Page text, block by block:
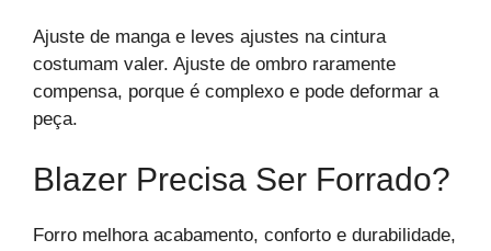
Ajuste de manga e leves ajustes na cintura
costumam valer. Ajuste de ombro raramente
compensa, porque é complexo e pode deformar a
peça.
Blazer Precisa Ser Forrado?
Forro melhora acabamento, conforto e durabilidade,